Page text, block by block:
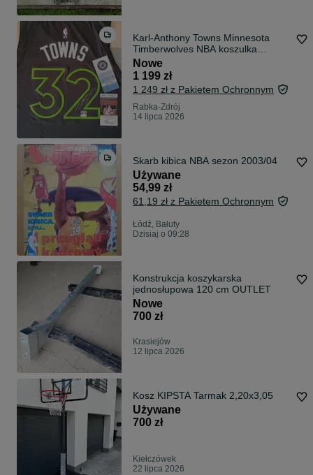
Karl-Anthony Towns Minnesota
Timberwolves NBA koszulka
autograf JSA
Nowe
1 199 zł
1 249 zł z Pakietem Ochronnym
Rabka-Zdrój
14 lipca 2026
Skarb kibica NBA sezon 2003/04
Używane
54,99 zł
61,19 zł z Pakietem Ochronnym
Łódź, Bałuty
Dzisiaj o 09:28
Konstrukcja koszykarska
jednosłupowa 120 cm OUTLET
Nowe
700 zł
Krasiejów
12 lipca 2026
Kosz KIPSTA Tarmak 2,20x3,05
Używane
700 zł
Kiełczówek
22 lipca 2026